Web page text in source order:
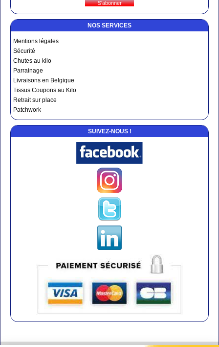
NOS SERVICES
Mentions légales
Sécurité
Chutes au kilo
Parrainage
Livraisons en Belgique
Tissus Coupons au Kilo
Retrait sur place
Patchwork
SUIVEZ-NOUS !